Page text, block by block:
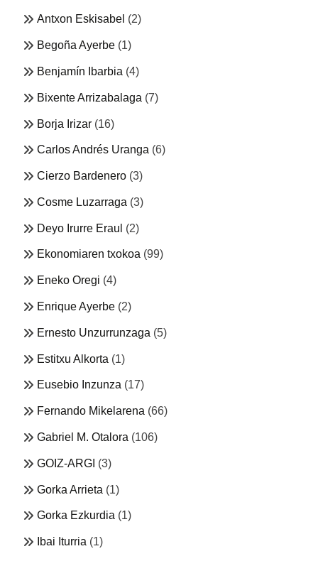
Antxon Eskisabel (2)
Begoña Ayerbe (1)
Benjamín Ibarbia (4)
Bixente Arrizabalaga (7)
Borja Irizar (16)
Carlos Andrés Uranga (6)
Cierzo Bardenero (3)
Cosme Luzarraga (3)
Deyo Irurre Eraul (2)
Ekonomiaren txokoa (99)
Eneko Oregi (4)
Enrique Ayerbe (2)
Ernesto Unzurrunzaga (5)
Estitxu Alkorta (1)
Eusebio Inzunza (17)
Fernando Mikelarena (66)
Gabriel M. Otalora (106)
GOIZ-ARGI (3)
Gorka Arrieta (1)
Gorka Ezkurdia (1)
Ibai Iturria (1)